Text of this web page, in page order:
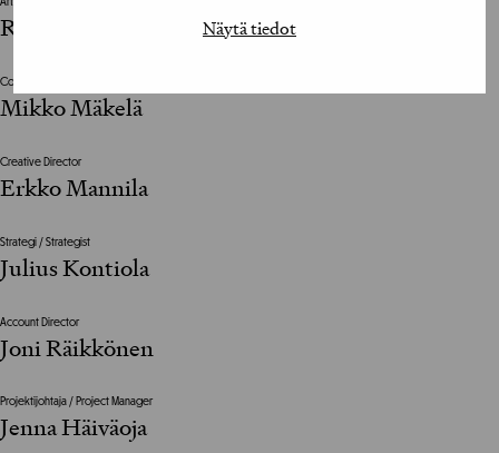
Näytä tiedot
Art Director
Roope Sandberg
Copywriter
Mikko Mäkelä
Creative Director
Erkko Mannila
Strategi / Strategist
Julius Kontiola
Account Director
Joni Räikkönen
Projektijohtaja / Project Manager
Jenna Häiväoja